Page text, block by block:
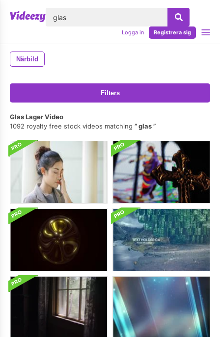
Logga in Registrera sig
Närbild
Filters
Glas Lager Video
1092 royalty free stock videos matching
glas